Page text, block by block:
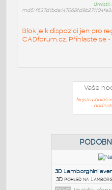
Umístil:
md5:
Blok je k dispozici jen pro
CADforum.cz. Přihlaste se -
Vaše
Nejste